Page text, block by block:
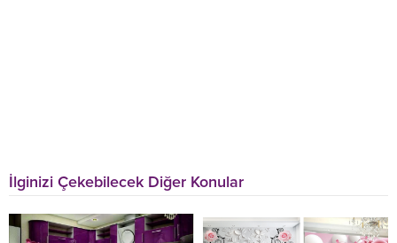
İlginizi Çekebilecek Diğer Konular